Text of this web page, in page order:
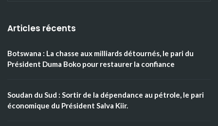
Articles récents
Botswana : La chasse aux milliards détournés, le pari du
Président Duma Boko pour restaurer la confiance
Soudan du Sud : Sortir de la dépendance au pétrole, le pari
économique du Président Salva Kiir.